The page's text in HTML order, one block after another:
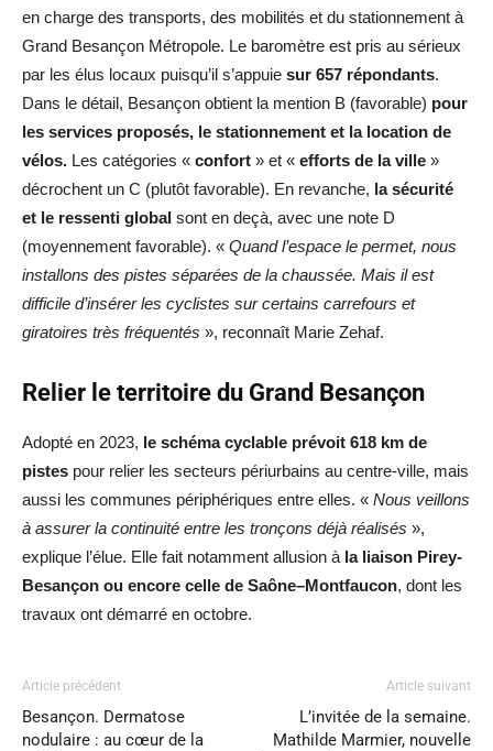
en charge des transports, des mobilités et du stationnement à
Grand Besançon Métropole. Le baromètre est pris au sérieux
par les élus locaux puisqu’il s’appuie sur 657 répondants.
Dans le détail, Besançon obtient la mention B (favorable) pour
les services proposés, le stationnement et la location de
vélos. Les catégories « confort » et « efforts de la ville »
décrochent un C (plutôt favorable). En revanche, la sécurité
et le ressenti global sont en deçà, avec une note D
(moyennement favorable). « Quand l’espace le permet, nous
installons des pistes séparées de la chaussée. Mais il est
difficile d’insérer les cyclistes sur certains carrefours et
giratoires très fréquentés », reconnaît Marie Zehaf.
Relier le territoire du Grand Besançon
Adopté en 2023, le schéma cyclable prévoit 618 km de
pistes pour relier les secteurs périurbains au centre-ville, mais
aussi les communes périphériques entre elles. « Nous veillons
à assurer la continuité entre les tronçons déjà réalisés »,
explique l’élue. Elle fait notamment allusion à la liaison Pirey-
Besançon ou encore celle de Saône–Montfaucon, dont les
travaux ont démarré en octobre.
Article précédent
Besançon. Dermatose
nodulaire : au cœur de la
Article suivant
L’invitée de la semaine.
Mathilde Marmier, nouvelle